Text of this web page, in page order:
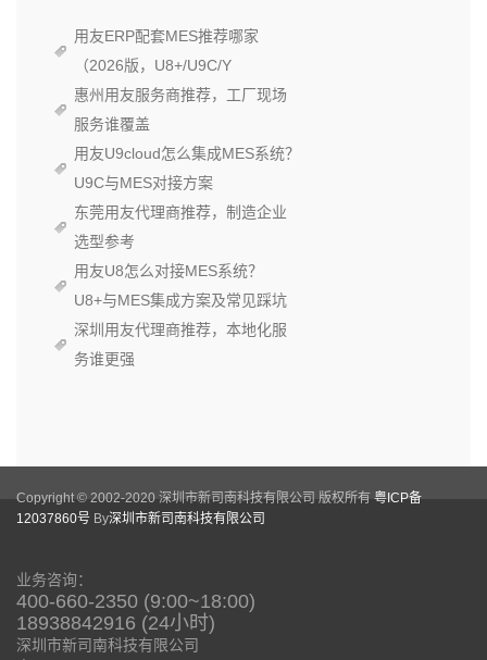
用友ERP配套MES推荐哪家
（2026版，U8+/U9C/Y
惠州用友服务商推荐，工厂现场
服务谁覆盖
用友U9cloud怎么集成MES系统？
U9C与MES对接方案
东莞用友代理商推荐，制造企业
选型参考
用友U8怎么对接MES系统？
U8+与MES集成方案及常见踩坑
深圳用友代理商推荐，本地化服
务谁更强
Copyright © 2002-2020 深圳市新司南科技有限公司 版权所有 粤ICP备
12037860号 By深圳市新司南科技有限公司
业务咨询：
400-660-2350 (9:00~18:00)
18938842916 (24小时)
深圳市新司南科技有限公司